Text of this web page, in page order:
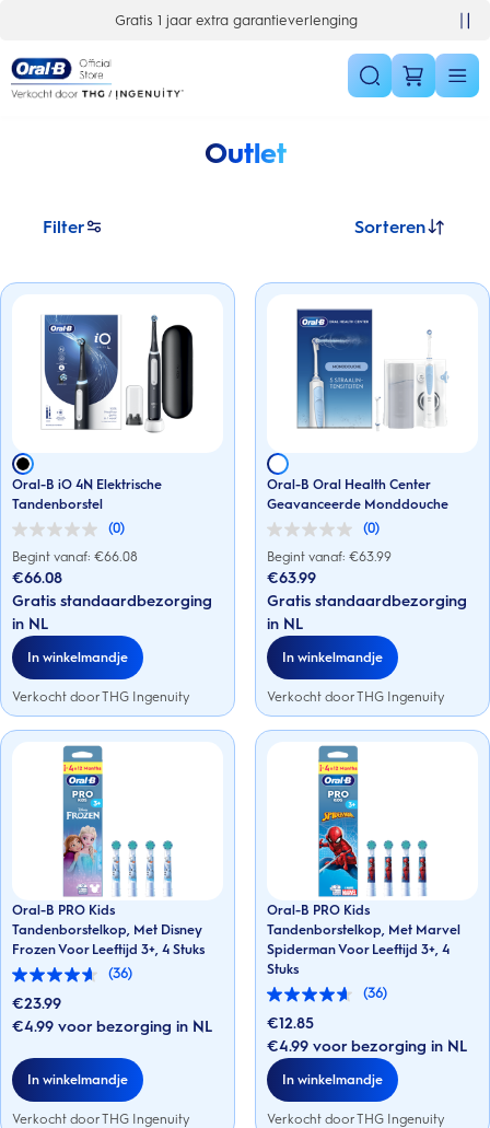
Gratis 1 jaar extra garantieverlenging
Outlet
Filter Sorteren
Oral-B iO 4N Elektrische
Tandenborstel
(0)
0.0
van
de
5
sterren.
Begint vanaf: €66.08
€66.08
Gratis standaardbezorging
in NL
In winkelmandje
Verkocht door THG Ingenuity
Oral-B Oral Health Center
Geavanceerde Monddouche
(0)
0.0
van
de
5
sterren.
Begint vanaf: €63.99
€63.99
Gratis standaardbezorging
in NL
In winkelmandje
Verkocht door THG Ingenuity
Oral-B PRO Kids
Tandenborstelkop, Met Disney
Frozen Voor Leeftijd 3+, 4 Stuks
(36)
4.6
van
5
36
beoordelingen
€23.99
€4.99 voor bezorging in NL
In winkelmandje
Verkocht door THG Ingenuity
Oral-B PRO Kids
Tandenborstelkop, Met Marvel
Spiderman Voor Leeftijd 3+, 4
Stuks
(36)
4.6
van
5
sterren.
36
beoordelingen
€12.85
€4.99 voor bezorging in NL
In winkelmandje
Verkocht door THG Ingenuity